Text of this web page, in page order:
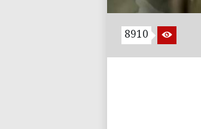
8910